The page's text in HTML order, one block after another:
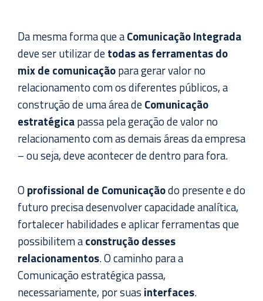
Da mesma forma que aComunicação Integrada
deve ser utilizar detodas as ferramentas do
mix de comunicaçãopara gerar valor no
relacionamento com os diferentes públicos, a
construção de uma área deComunicação
estratégicapassa pela geração de valor no
relacionamento com as demais áreas da empresa
– ou seja, deve acontecer de dentro para fora.
Oprofissional de Comunicaçãodo presente e do
futuro precisa desenvolver capacidade analítica,
fortalecer habilidades e aplicar ferramentas que
possibilitem aconstrução desses
relacionamentos. O caminho para a
Comunicação estratégica passa,
necessariamente, por suas interfaces.